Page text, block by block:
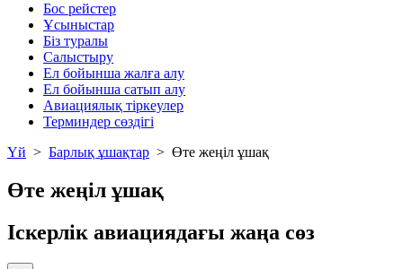
Бос рейстер
Ұсыныстар
Біз туралы
Салыстыру
Ел бойынша жалға алу
Ел бойынша сатып алу
Авиациялық тіркеулер
Терминдер сөздігі
Үй > Барлық ұшақтар > Өте жеңіл ұшақ
Өте жеңіл ұшақ
Іскерлік авиациядағы жаңа сөз